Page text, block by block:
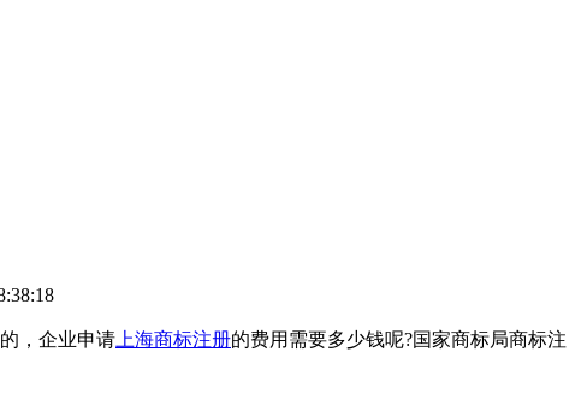
，企业申请 上海商标注册的费用需要多少钱呢?国家商标局商标注